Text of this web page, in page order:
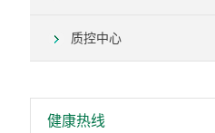
质控中心
健康热线